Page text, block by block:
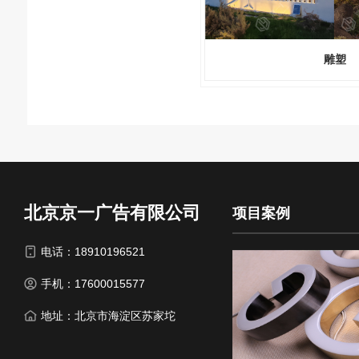
雕塑
北京京一广告有限公司
电话：18910196521
手机：17600015577
地址：北京市海淀区苏家坨
项目案例